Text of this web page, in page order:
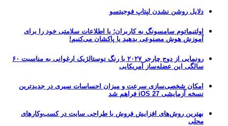
دلایل روشن نشدن لپتاپ فوجیتسو
اولتیماتوم سامسونگ به کاربران؛ یا اطلاعات سلامتی خود را برای
آموزش هوش مصنوعی بدهید یا پاکشان می‌کنیم!
رونمایی از دوج چارجر ۲۰۲۷ با رنگ نوستالژیک ارغوانی به مناسبت ۶۰
سالگی این عضله‌ساز آمریکایی
امکان شخصی‌سازی سرعت و میزان احساسات سیری در جدیدترین
نسخه آزمایشی iOS 27 فراهم شد
بهترین روش‌های افزایش فروش با طراحی سایت در کسب‌وکارهای
محلی